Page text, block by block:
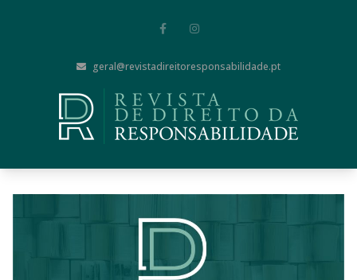
geral@revistadireitoresponsabilidade.pt